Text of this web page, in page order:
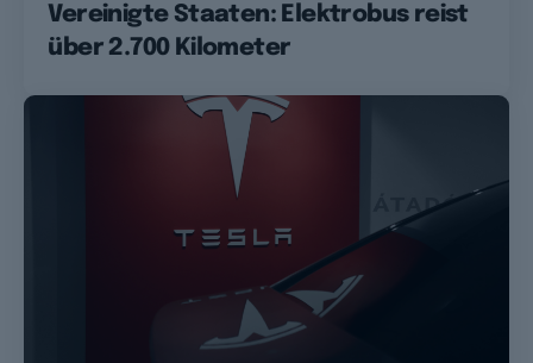
Vereinigte Staaten: Elektrobus reist
über 2.700 Kilometer